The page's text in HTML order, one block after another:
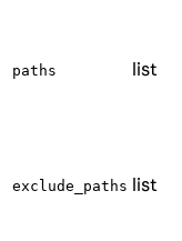
paths list
exclude_paths list